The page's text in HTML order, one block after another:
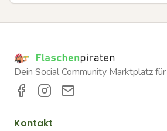
Dein Social Community Marktplatz
Kontakt